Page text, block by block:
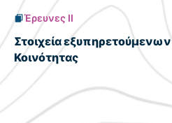
Έρευνες II
Στοιχεία
Κοινότητας